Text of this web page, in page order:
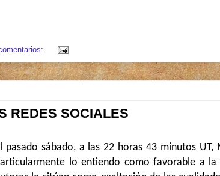
REDES SOCIALES
pasado sábado, a las 22 horas 43 minutos
lo entiendo como favorable a la